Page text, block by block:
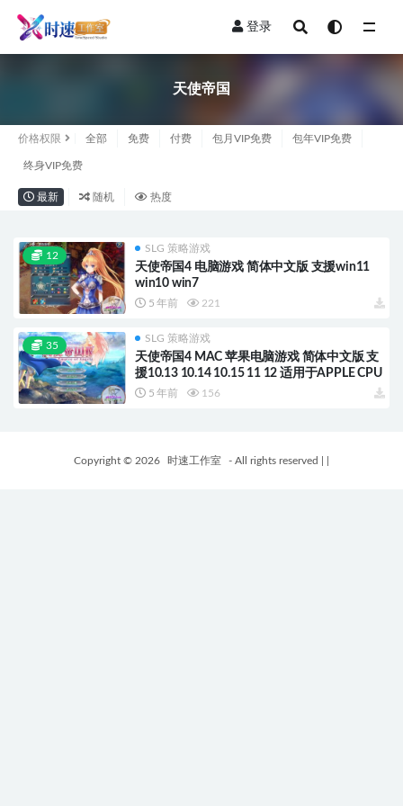
登录
天使帝国
价格权限 全部 免费 付费 包月VIP免费 包年VIP免费
终身VIP免费
最新 随机 热度
12
SLG 策略游戏
天使帝国4 电脑游戏 简体中文版 支援win11
win10 win7
5 年前 221
35
SLG 策略游戏
天使帝国4 MAC 苹果电脑游戏 简体中文版 支
援10.13 10.14 10.15 11 12 适用于APPLE CPU
5 年前 156
Copyright © 2026 时速工作室 - All rights reserved